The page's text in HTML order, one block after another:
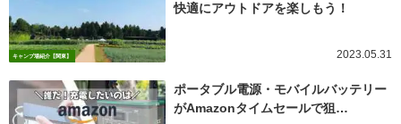
キャンプ場紹介【関東】
快適にアウトドアを楽しもう！
2023.05.31
ポータブル電源・モバイルバッテリー
がAmazonタイムセールで狙…